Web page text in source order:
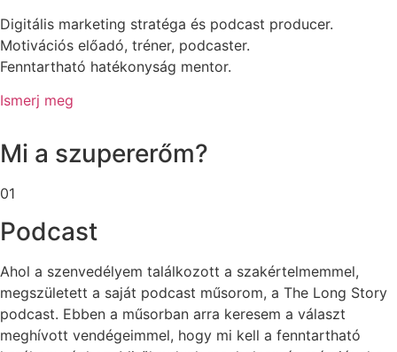
Digitális marketing stratéga és podcast producer.
Motivációs előadó, tréner, podcaster.
Fenntartható hatékonyság mentor.
Ismerj meg
Mi a szupererőm?
01
Podcast
Ahol a szenvedélyem találkozott a szakértelmemmel,
megszületett a saját podcast műsorom, a The Long Story
podcast. Ebben a műsorban arra keresem a választ
meghívott vendégeimmel, hogy mi kell a fenntartható